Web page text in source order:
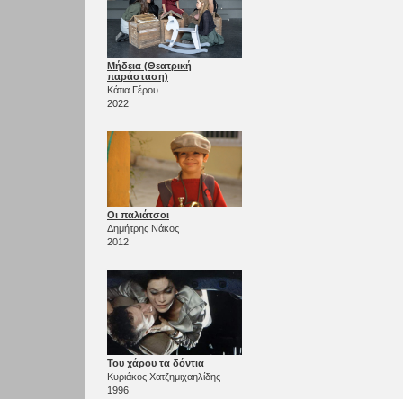
Μήδεια (Θεατρική
παράσταση)
Κάτια Γέρου
2022
Οι παλιάτσοι
Δημήτρης Νάκος
2012
Του χάρου τα δόντια
Κυριάκος Χατζημιχαηλίδης
1996